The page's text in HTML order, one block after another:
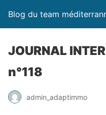
Blog du team
JOURNAL
n°118
admin_adaptimmo